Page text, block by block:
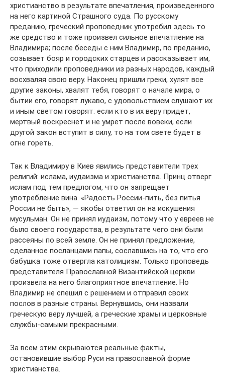
христианство в результате впечатления, произведенного
на него картиной Страшного суда. По русскому
преданию, греческий проповедник употребил здесь то
же средство и тоже произвел сильное впечатление на
Владимира; после беседы с ним Владимир, по преданию,
созывает бояр и городских старцев и рассказывает им,
что приходили проповедники из разных народов, каждый
восхваляя свою веру. Наконец пришли греки, хулят все
другие законы, хвалят тебя, говорят о начале мира, о
бытии его, говорят лукаво, с удовольствием слушают их
и иным светом говорят: если кто в их веру придет,
мертвый воскреснет и не умрет после вовеки, если
другой закон вступит в силу, то на том свете будет в
огне гореть.
Так к Владимиру в Киев явились представители трех
религий: ислама, иудаизма и христианства. Принц отверг
ислам под тем предлогом, что он запрещает
употребление вина. «Радость России-пить, без питья
России не быть», — якобы ответил он на искушения
мусульман. Он не принял иудаизм, потому что у евреев не
было своего государства, в результате чего они были
рассеяны по всей земле. Он не принял предложение,
сделанное посланцами папы, сославшись на то, что его
бабушка тоже отвергла католицизм. Только проповедь
представителя Православной Византийской церкви
произвела на него благоприятное впечатление. Но
Владимир не спешил с решением и отправил своих
послов в разные страны. Вернувшись, они назвали
греческую веру лучшей, а греческие храмы и церковные
службы-самыми прекрасными.
За всем этим скрываются реальные факты,
остановившие выбор Руси на православной форме
христианства.